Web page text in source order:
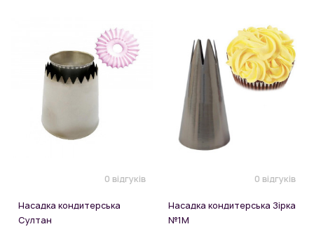
0 відгуків
Насадка кондитерська
Султан
0 відгуків
Насадка кондитерська Зірка
№1М